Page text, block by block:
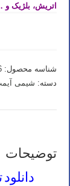
اتریش، بلژیک
سوالات
logical
شناسه محصول:
دسته: شیمی
توضیحات